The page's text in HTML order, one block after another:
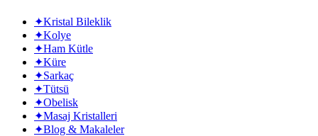
✦Kristal Bileklik
✦Kolye
✦Ham Kütle
✦Küre
✦Sarkaç
✦Tütsü
✦Obelisk
✦Masaj Kristalleri
✦Blog & Makaleler